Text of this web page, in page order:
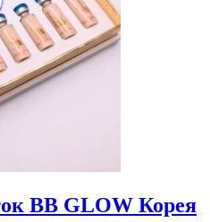
BB GLOW Корея